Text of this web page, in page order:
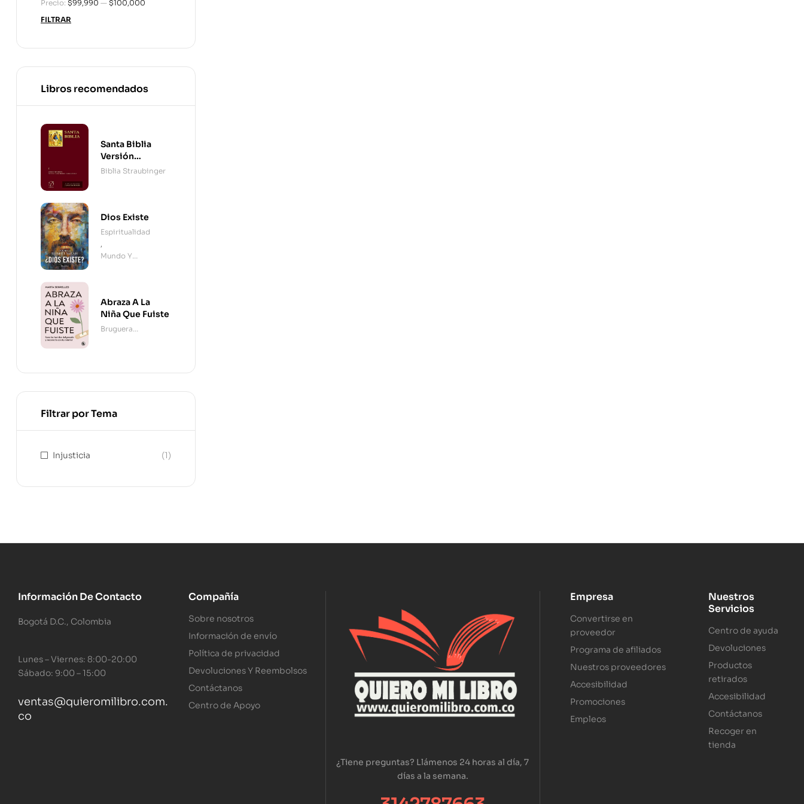
FILTRAR
Precio: $99,990 — $100,000
Libros recomendados
Santa Biblia
Versión
Straubinger - 2
Biblia Straubinger
Dios Existe
Espiritualidad
,
Mundo Y
Abraza A La
Niña Que Fuiste
Bruguera
Filtrar por Tema
Injusticia (1)
Información De Contacto
Bogotá D.C., Colombia
Lunes – Viernes: 8:00-20:00
Sábado: 9:00 – 15:00
ventas@quieromilibro.com.
co
Compañía
Sobre nosotros
Información de envío
Política de privacidad
Devoluciones Y Reembolsos
Contáctanos
Centro de Apoyo
¿Tiene preguntas? Llámenos 24 horas al día, 7
días a la semana.
Empresa
Convertirse en
proveedor
Programa de afiliados
Nuestros proveedores
Accesibilidad
Promociones
Empleos
Nuestros
Servicios
Centro de ayuda
Devoluciones
Productos
retirados
Accesibilidad
Contáctanos
Recoger en
tienda